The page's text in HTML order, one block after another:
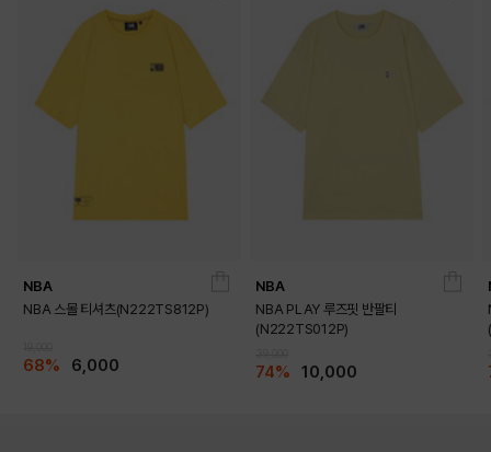
NBA
NBA 스몰 티셔츠(N222TS812P)
68% 6,000
NBA
NBA PLAY 루즈핏 반팔티
(N222TS012P)
74% 10,000